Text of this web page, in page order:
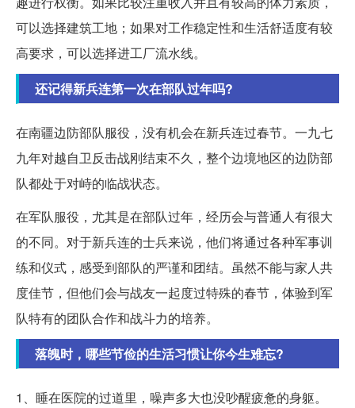
可以选择建筑工地；如果对工作稳定性和生活舒适度有较
高要求，可以选择进工厂流水线。
还记得新兵连第一次在部队过年吗?
在南疆边防部队服役，没有机会在新兵连过春节。一九七
九年对越自卫反击战刚结束不久，整个边境地区的边防部
队都处于对峙的临战状态。
在军队服役，尤其是在部队过年，经历会与普通人有很大
的不同。对于新兵连的士兵来说，他们将通过各种军事训
练和仪式，感受到部队的严谨和团结。虽然不能与家人共
度佳节，但他们会与战友一起度过特殊的春节，体验到军
队特有的团队合作和战斗力的培养。
落魄时，哪些节俭的生活习惯让你今生难忘?
1、睡在医院的过道里，噪声多大也没吵醒疲惫的身躯。